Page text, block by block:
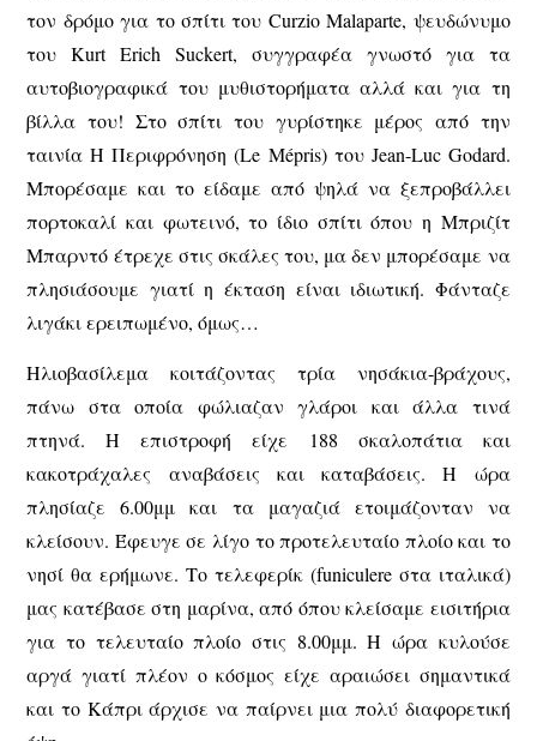
τον δρόμο για το σπίτι του Curzio Malaparte, ψευδώνυμο
του Kurt Erich Suckert, συγγραφέα γνωστό για τα
αυτοβιογραφικά του μυθιστορήματα αλλά και για τη
βίλλα του! Στο σπίτι του γυρίστηκε μέρος από την
ταινία Η Περιφρόνηση (Le Mépris) του Jean-Luc Godard.
Μπορέσαμε και το είδαμε από ψηλά να ξεπροβάλλει
πορτοκαλί και φωτεινό, το ίδιο σπίτι όπου η Μπριζίτ
Μπαρντό έτρεχε στις σκάλες του, μα δεν μπορέσαμε να
πλησιάσουμε γιατί η έκταση είναι ιδιωτική. Φάνταζε
λιγάκι ερειπωμένο, όμως…
Ηλιοβασίλεμα κοιτάζοντας τρία νησάκια-βράχους,
πάνω στα οποία φώλιαζαν γλάροι και άλλα τινά
πτηνά. Η επιστροφή είχε 188 σκαλοπάτια και
κακοτράχαλες αναβάσεις και καταβάσεις. Η ώρα
πλησίαζε 6.00μμ και τα μαγαζιά ετοιμάζονταν να
κλείσουν. Έφευγε σε λίγο το προτελευταίο πλοίο και το
νησί θα ερήμωνε. Το τελεφερίκ (funiculere στα ιταλικά)
μας κατέβασε στη μαρίνα, από όπου κλείσαμε εισιτήρια
για το τελευταίο πλοίο στις 8.00μμ. Η ώρα κυλούσε
αργά γιατί πλέον ο κόσμος είχε αραιώσει σημαντικά
και το Κάπρι άρχισε να παίρνει μια πολύ διαφορετική